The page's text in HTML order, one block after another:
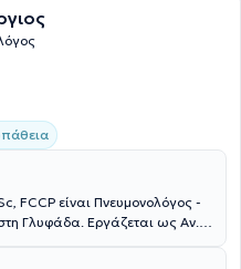
FCCP είναι Πνευμονολόγος -
Γλυφάδα. Εργάζεται ως Αν.
και ειδικεύτηκε στην